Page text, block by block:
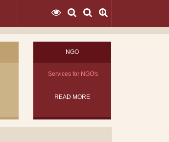
NGO
Services for NGO's
READ MORE